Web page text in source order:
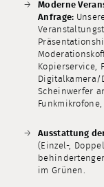
Moderne
Anfrage:
Kopierservice,
Digitalkamera/
Scheinwerfer
Ausstattung
(Einzel-,
im Grünen.